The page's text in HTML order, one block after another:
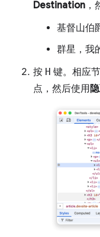
Destination ，
基督山伯
群星，我
按 H 键。相应
点，然后使用